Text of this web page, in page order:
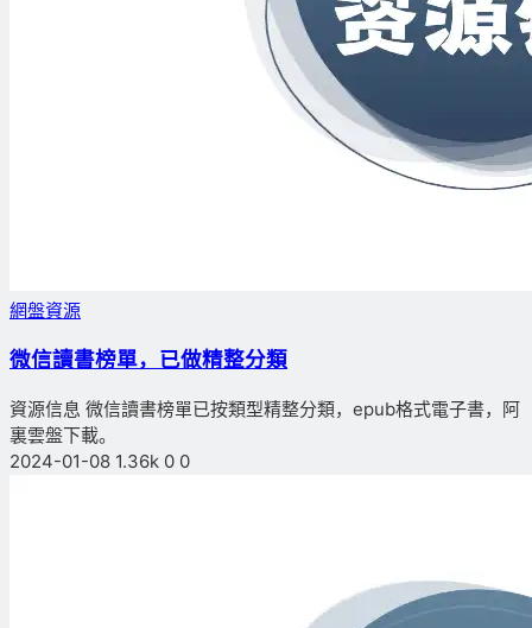
網盤資源
微信讀書榜單，已做精整分類
資源信息 微信讀書榜單已按類型精整分類，epub格式電子書，阿
裏雲盤下載。
2024-01-08 1.36k 0 0